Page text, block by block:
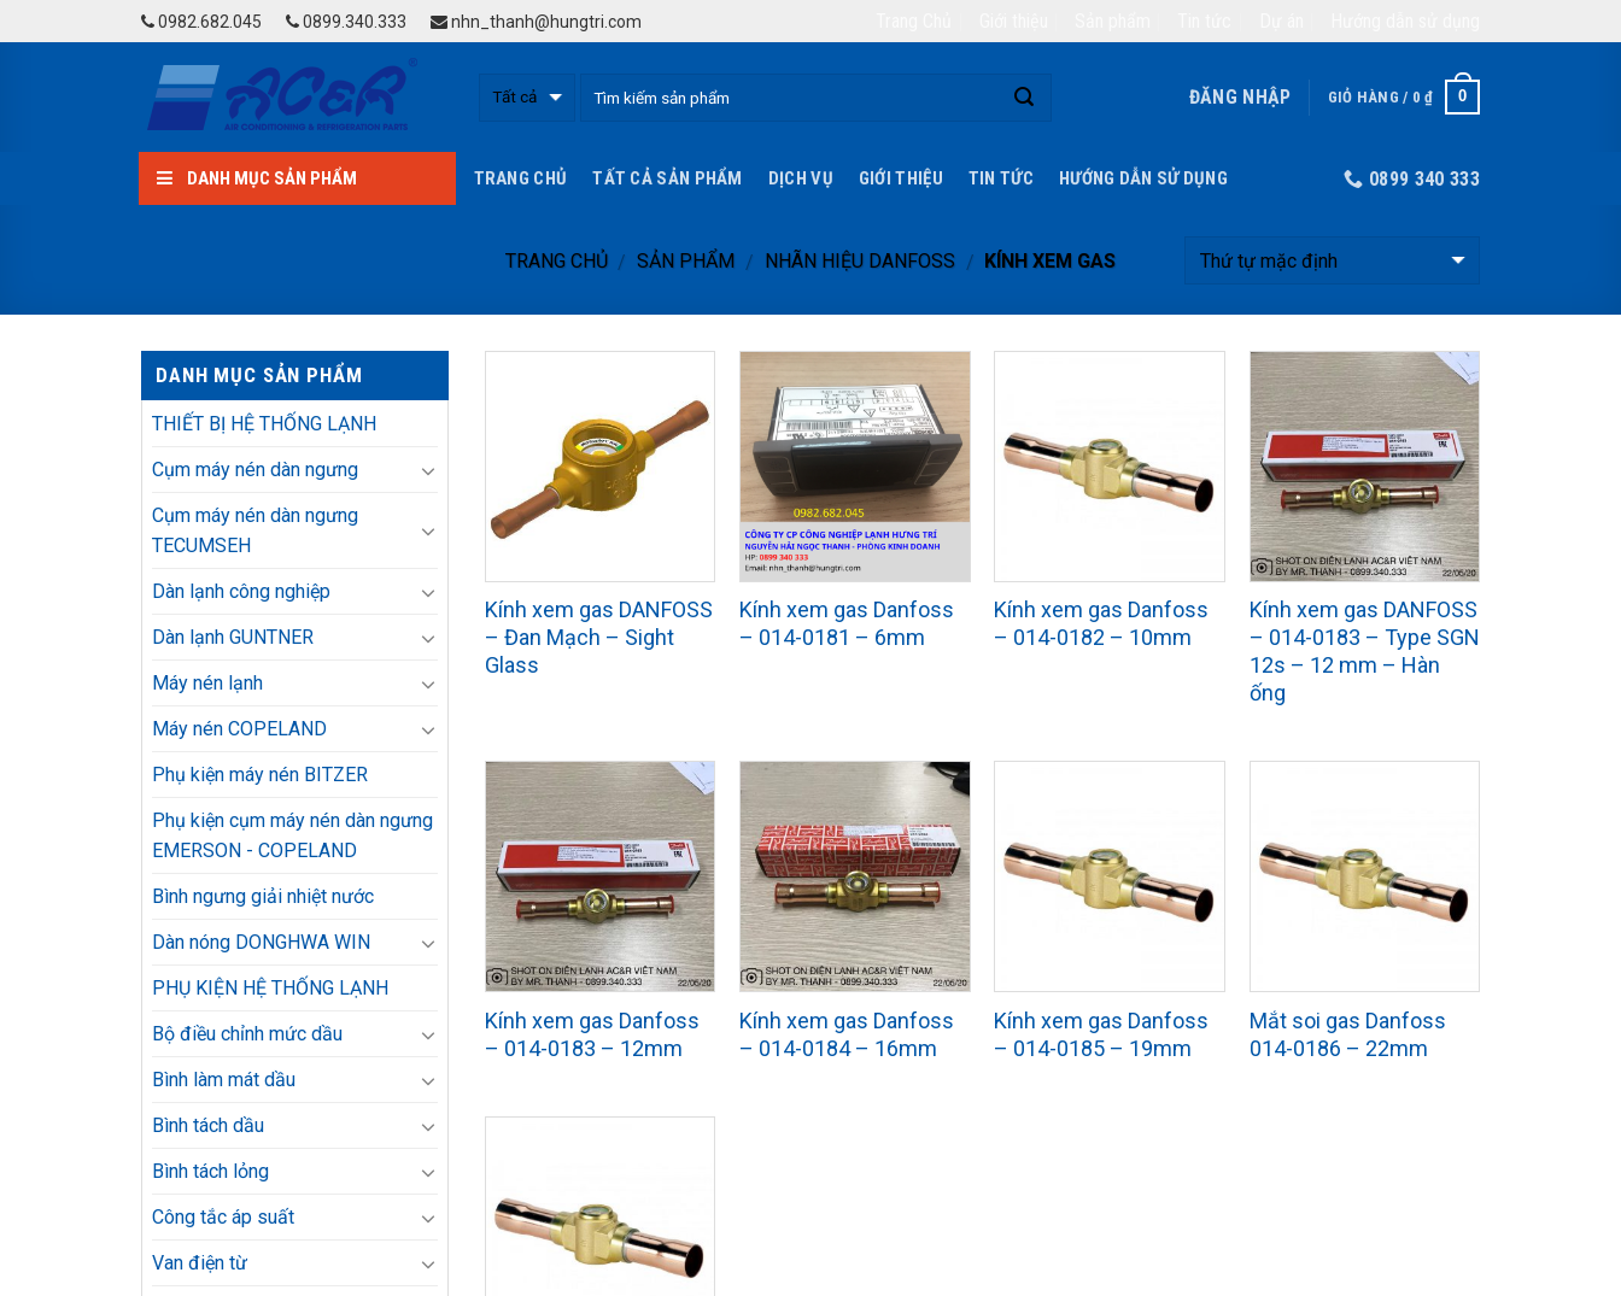
to
0982.682.045 0899.340.333 nhn_thanh@hungtri.com
ĐĂNG NHẬP GIỎ HÀNG / 0₫ 0
DANH MỤC SẢN PHẨM TRANG CHỦ TẤT CẢ SẢN PHẨM DỊCH VỤ GIỚI THIỆU TIN TỨC HƯỚNG DẪN SỬ DỤNG 0899 340 333
TRANG CHỦ / SẢN PHẨM / NHÃN HIỆU DANFOSS / KÍNH XEM GAS
DANH MỤC SẢN PHẨM
THIẾT BỊ HỆ THỐNG LẠNH
Cụm máy nén dàn ngưng
Cụm máy nén dàn ngưng
TECUMSEH
Dàn lạnh công nghiệp
Dàn lạnh GUNTNER
Máy nén lạnh
Máy nén COPELAND
Phụ kiện máy nén BITZER
Phụ kiện cụm máy nén dàn ngưng
EMERSON - COPELAND
Bình ngưng giải nhiệt nước
Dàn nóng DONGHWA WIN
PHỤ KIỆN HỆ THỐNG LẠNH
Bộ điều chỉnh mức dầu
Bình làm mát dầu
Bình tách dầu
Bình tách lỏng
Công tắc áp suất
Van điện từ
Kính xem gas DANFOSS
– Đan Mạch – Sight
Glass
Kính xem gas Danfoss
– 014-0181 – 6mm
Kính xem gas Danfoss
– 014-0182 – 10mm
Kính xem gas DANFOSS
– 014-0183 – Type SGN
12s – 12 mm – Hàn
ống
Kính xem gas Danfoss
– 014-0183 – 12mm
Kính xem gas Danfoss
– 014-0184 – 16mm
Kính xem gas Danfoss
– 014-0185 – 19mm
Mắt soi gas Danfoss
014-0186 – 22mm